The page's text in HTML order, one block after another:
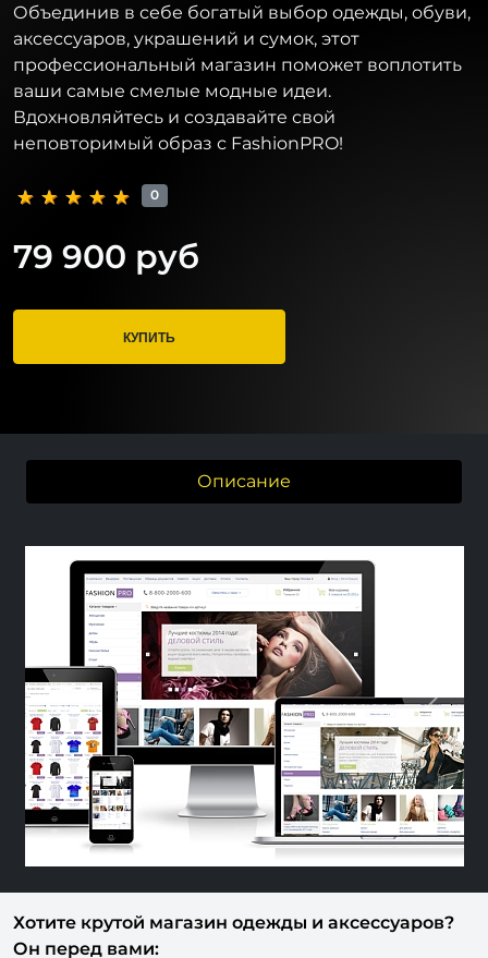
Объединив в себе богатый выбор одежды, обуви,
аксессуаров, украшений и сумок, этот
профессиональный магазин поможет воплотить
ваши самые смелые модные идеи.
Вдохновляйтесь и создавайте свой
неповторимый образ с FashionPRO!
0
79 900 руб
КУПИТЬ
Описание
Previous Next
Хотите крутой магазин одежды и аксессуаров?
Он перед вами: